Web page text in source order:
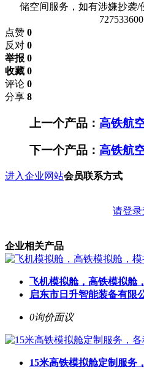
储空间服务，如有涉嫌抄袭/
点赞 0
反对 0
举报 0
收藏 0
评论 0
分享 8
上一个产品： 高铁航
下一个产品： 高铁航
进入企业网站会员联系方式
请登
企业相关产品
飞机模拟舱，高铁模拟舱
启东市日升智能装备有限
0询价面议
15米高铁模拟舱定制服务